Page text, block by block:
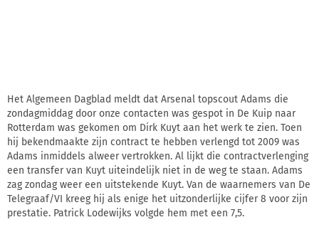
Het Algemeen Dagblad meldt dat Arsenal topscout Adams die
zondagmiddag door onze contacten was gespot in De Kuip naar
Rotterdam was gekomen om Dirk Kuyt aan het werk te zien. Toen
hij bekendmaakte zijn contract te hebben verlengd tot 2009 was
Adams inmiddels alweer vertrokken. Al lijkt die contractverlenging
een transfer van Kuyt uiteindelijk niet in de weg te staan. Adams
zag zondag weer een uitstekende Kuyt. Van de waarnemers van De
Telegraaf/VI kreeg hij als enige het uitzonderlijke cijfer 8 voor zijn
prestatie. Patrick Lodewijks volgde hem met een 7,5.